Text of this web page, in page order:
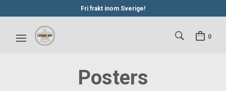
Fri frakt inom Sverige!
0
Posters